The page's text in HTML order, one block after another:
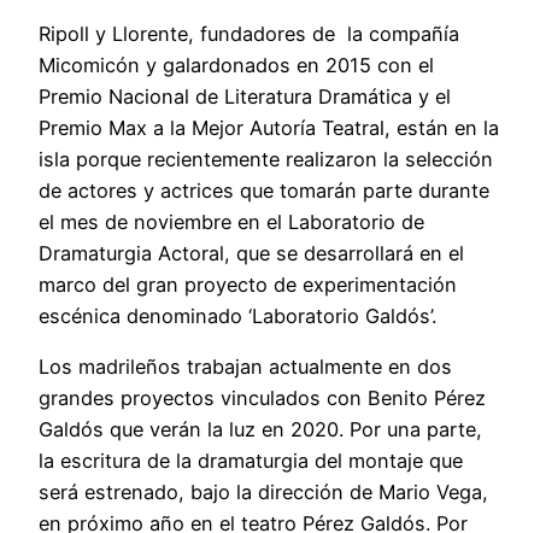
Ripoll y Llorente, fundadores de la compañía
Micomicón y galardonados en 2015 con el
Premio Nacional de Literatura Dramática y el
Premio Max a la Mejor Autoría Teatral, están en la
isla porque recientemente realizaron la selección
de actores y actrices que tomarán parte durante
el mes de noviembre en el Laboratorio de
Dramaturgia Actoral, que se desarrollará en el
marco del gran proyecto de experimentación
escénica denominado ‘Laboratorio Galdós’.
Los madrileños trabajan actualmente en dos
grandes proyectos vinculados con Benito Pérez
Galdós que verán la luz en 2020. Por una parte,
la escritura de la dramaturgia del montaje que
será estrenado, bajo la dirección de Mario Vega,
en próximo año en el teatro Pérez Galdós. Por